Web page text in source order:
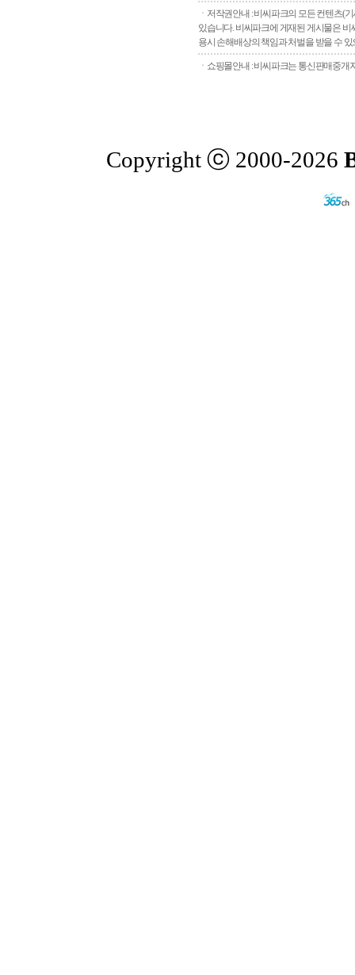
ㆍ저작권안내 : 비씨파크의 모든 컨텐츠(
있습니다. 비씨파크에 게재된 게시물은
용시 손해배상의 책임과 처벌을 받을 수
ㆍ쇼핑몰안내 : 비씨파크는 통신판매중개
Copyright ⓒ 2000-2026